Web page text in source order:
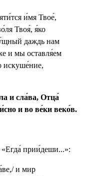
и́мя Твое́,
Твоя́, я́ко
даждь нам
и мы оставля́ем
искуше́ние,
и сла́ва, Отца́
и во ве́ки веко́в.
«Егда́ прии́деши...»:
и мир